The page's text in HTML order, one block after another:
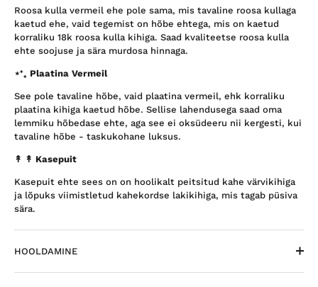
Roosa kulla vermeil ehe pole sama, mis tavaline roosa kullaga
kaetud ehe, vaid tegemist on hõbe ehtega, mis on kaetud
korraliku 18k roosa kulla kihiga. Saad kvaliteetse roosa kulla
ehte soojuse ja sära murdosa hinnaga.
⋆⁺₊ Plaatina Vermeil
See pole tavaline hõbe, vaid plaatina vermeil, ehk korraliku
plaatina kihiga kaetud hõbe. Sellise lahendusega saad oma
lemmiku hõbedase ehte, aga see ei oksüdeeru nii kergesti, kui
tavaline hõbe - taskukohane luksus.
↟ ↟ Kasepuit
Kasepuit ehte sees on on hoolikalt peitsitud kahe värvikihiga
ja lõpuks viimistletud kahekordse lakikihiga, mis tagab püsiva
sära.
HOOLDAMINE